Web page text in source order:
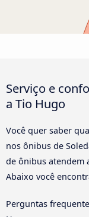
Serviço e
a Tio Hugo
Você quer saber
nos ônibus de
de ônibus atendem
Abaixo você
Perguntas